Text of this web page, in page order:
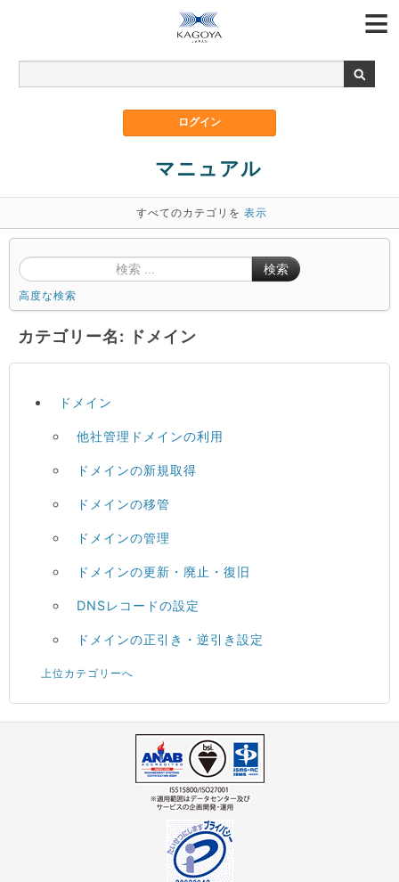
マニュアル
すべてのカテゴリを 表示
検索
高度な検索
カテゴリー名: ドメイン
ドメイン
他社管理ドメインの利用
ドメインの新規取得
ドメインの移管
ドメインの管理
ドメインの更新・廃止・復旧
DNSレコードの設定
ドメインの正引き・逆引き設定
上位カテゴリーへ